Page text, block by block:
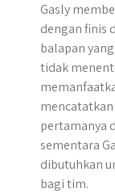
Gasly
dengan finis
balapan
tidak
pertamanya
sementara
dibutuhkan
bagi tim.